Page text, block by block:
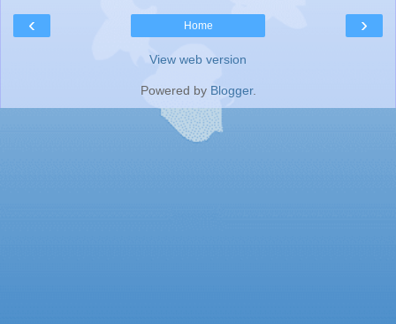
‹ ›
Home
View web version
Powered by Blogger.